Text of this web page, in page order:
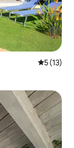
Средна
5 (13)